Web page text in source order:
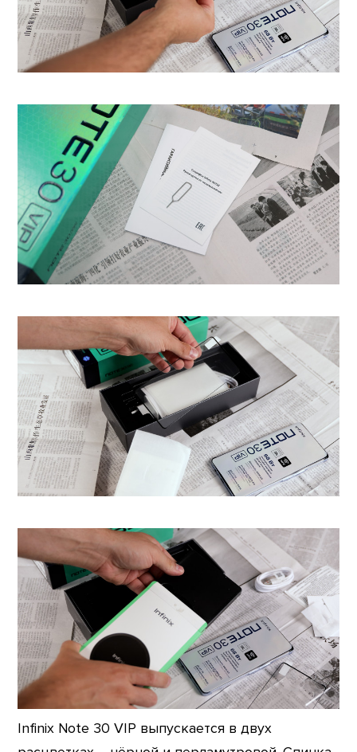
Infinix Note 30 VIP выпускается в двух